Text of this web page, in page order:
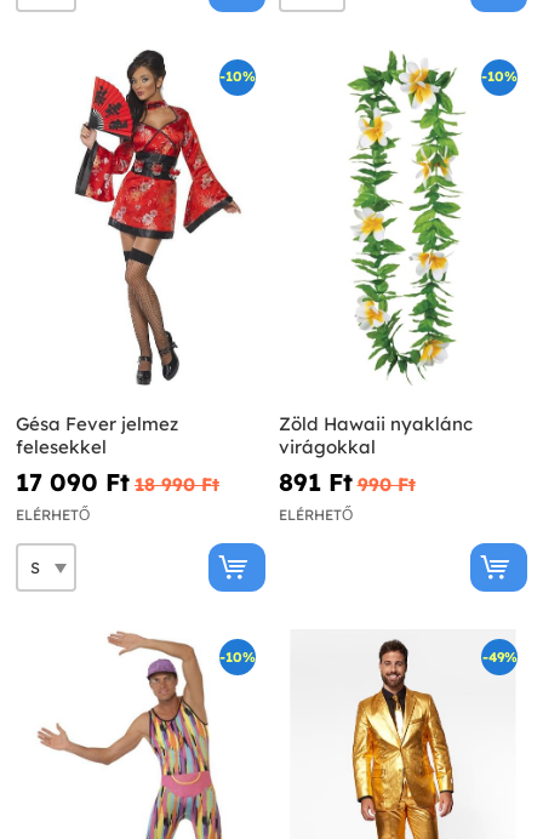
-10%
Gésa Fever jelmez
felesekkel
17 090 Ft‎ 18 990 Ft‎
ELÉRHETŐ
-10%
Zöld Hawaii nyaklánc
virágokkal
891 Ft‎ 990 Ft‎
ELÉRHETŐ
-10% -49%